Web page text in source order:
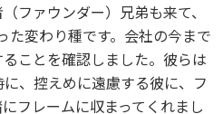
ファウンダー）兄弟も来て、
変わり種です。会社の今まで
ことを確認しました。彼らは
、控えめに遠慮する彼に、フ
フレームに収まってくれまし